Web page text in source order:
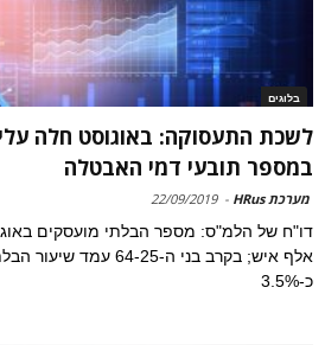
בלוגים
לשכת התעסוקה: באוגוסט חלה
במספר תובעי דמי האבטלה
מערכת HRus -
22/09/2019
אלף איש; בקרב בני ה-64-25
כ-3.5%